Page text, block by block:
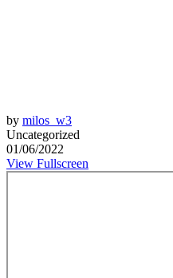
by milos_w3
Uncategorized
01/06/2022
View Fullscreen